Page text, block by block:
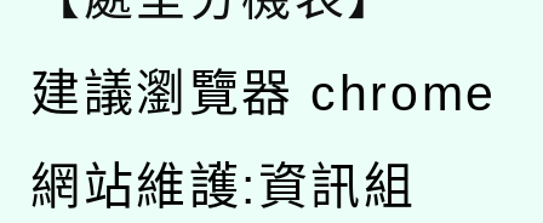
建議瀏覽器 chrome
網站維護:資訊組